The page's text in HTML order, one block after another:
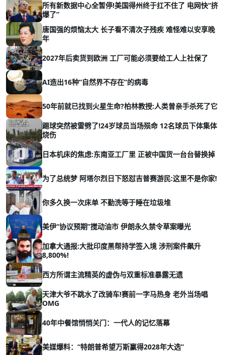
所有新数据中心全暂停!美国得州终于扛不住了 电网快“挤
爆了”
唐国强的烦恼太大 长子看不清次子残疾 难怪难以安享晚
年
2027年后卖货到欧洲 工厂可能必须要给工人上社保了
AI造出16种“自然界不存在”的病毒
50年前就已找到火星生命?柏林教授:人类曾亲手杀死了它
踢球突然被雷劈了!24岁球员当场殒命 12名球员下体集体
烧伤
日本机床的焦虑:东南亚工厂里 正被中国货一台台替换掉
为了总统梦 阿塔尔烈日下怒怼吉普赛游民:这里不是你家!
你多久换一次床单 不勤洗等于睡在垃圾堆
美伊“协议预期”搅动油市 伊朗永久禁令草案曝光
加拿大通报:大批印度黑帮持学签入境 涉刑案件飙升
8,800%!
西方所谓主流精英的虚伪与双重标准暴露无遗
天津大爷不跳水了改骑车!赛前一字马热身 老外当场唱
OMG
40年中餐馆悄悄关门：一代人的记忆落幕
美媒爆料：“特朗普希望万斯赢得2028年大选”